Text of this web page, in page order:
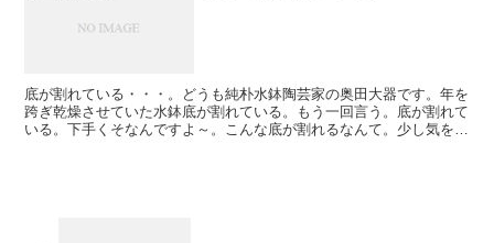
底が割れている・・・。どうも純朴水鉢陶芸家の奥田大器です。年を
跨ぎ乾燥させていた水鉢底が割れている。もう一回言う。底が割れて
いる。下手くそなんですよ～。こんな底が割れるなんて。少し気を付